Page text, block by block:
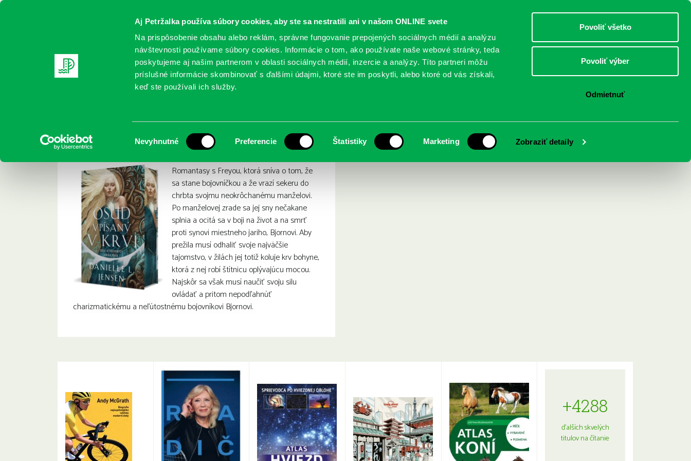
Aj Petržalka používa súbory cookies, aby ste sa nestratili ani v našom ONLINE svete
Na prispôsobenie obsahu alebo reklám, správne fungovanie prepojených sociálnych médií a analýzu
návštevnosti používame súbory cookies. Informácie o tom, ako používate naše webové stránky, teda
poskytujeme aj našim partnerom v oblasti sociálnych médií, inzercie a analýzy. Títo partneri môžu
príslušné informácie skombinovať s ďalšími údajmi, ktoré ste im poskytli, alebo ktoré od vás získali,
keď ste používali ich služby.
súhlasu
Nevyhnutné Preferencie Štatistiky Marketing Zobraziť detaily
Povoliť všetko
Povoliť výber
Odmietnuť
DOSPELÍ
REGISTRUJTE SA ONLINE KATALÓGY SLUŽBY PODUJATIA POBOČKY O KNIŽNICI
Jensen, Danielle L: Osud vpísaný v krvi : sága bezosudých
Romantasy s Freyou, ktorá sníva o tom, že
sa stane bojovníčkou a že vrazí sekeru do
chrbta svojmu neokrôchanému manželovi.
Po manželovej zrade sa jej sny nečakane
splnia a ocitá sa v boji na život a na smrť
proti synovi miestneho jariho, Bjornovi. Aby
prežila musí odhaliť svoje najväčšie
tajomstvo, v žilách jej totiž koluje krv bohyne,
ktorá z nej robí štítnicu oplývajúcu mocou.
Najskôr sa však musí naučiť svoju silu
ovládať a pritom nepodľahnúť
charizmatickému a neľútostnému bojovníkovi Bjornovi.
+4288
ďalších skvelých
titulov na čítanie